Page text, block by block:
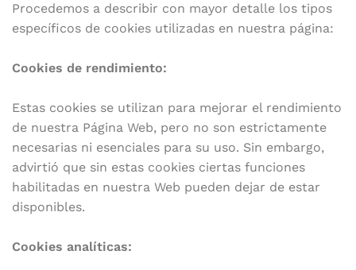
Procedemos a describir con mayor detalle los tipos
específicos de cookies utilizadas en nuestra página:
Cookies de rendimiento:
Estas cookies se utilizan para mejorar el rendimiento
de nuestra Página Web, pero no son estrictamente
necesarias ni esenciales para su uso. Sin embargo,
advirtió que sin estas cookies ciertas funciones
habilitadas en nuestra Web pueden dejar de estar
disponibles.
Cookies analíticas: